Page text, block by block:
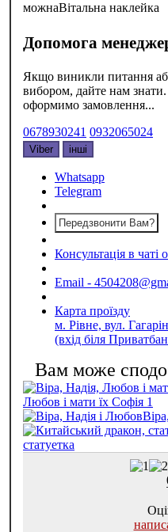
можнаВітальна наклейка
Допомога
Якщо виникли питання
вибором, дайте нам
оформимо замовлення...
0678930241 0932065024
Viber інші
Whatsapp
Telegram
Передзвонити Вам?
Консультація в чаті
Email -
Карта проїзду
м. Рівне, вул.
(вхід біля
Любов і мати їх Софія 1
статуетка